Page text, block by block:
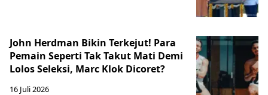
John Herdman Bikin Terkejut! Para
Pemain Seperti Tak Takut Mati Demi
Lolos Seleksi, Marc Klok Dicoret?
16 Juli 2026